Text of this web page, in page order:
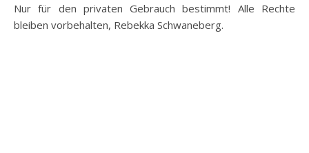
Nur für den privaten Gebrauch bestimmt! Alle Rechte
bleiben vorbehalten, Rebekka Schwaneberg.